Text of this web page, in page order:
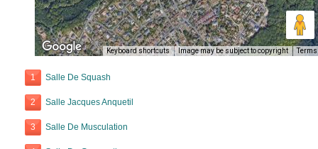
Keyboard shortcuts Image may be subject to copyright Terms
1 Salle De Squash
2 Salle Jacques Anquetil
3 Salle De Musculation